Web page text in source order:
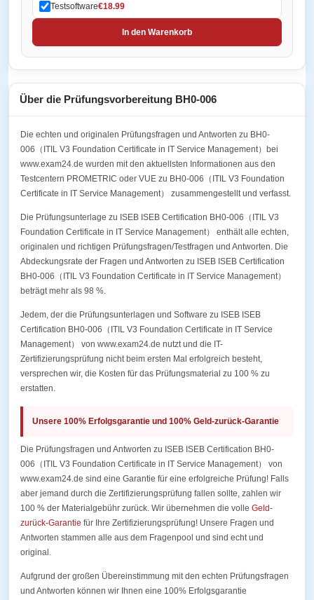
Testsoftware€18.99
In den Warenkorb
Über die Prüfungsvorbereitung BH0-006
Die echten und originalen Prüfungsfragen und Antworten zu BH0-
006（ITIL V3 Foundation Certificate in IT Service Management）bei
www.exam24.de wurden mit den aktuellsten Informationen aus den
Testcentern PROMETRIC oder VUE zu BH0-006（ITIL V3 Foundation
Certificate in IT Service Management） zusammengestellt und verfasst.
Die Prüfungsunterlage zu ISEB ISEB Certification BH0-006（ITIL V3
Foundation Certificate in IT Service Management） enthält alle echten,
originalen und richtigen Prüfungsfragen/Testfragen und Antworten. Die
Abdeckungsrate der Fragen und Antworten zu ISEB ISEB Certification
BH0-006（ITIL V3 Foundation Certificate in IT Service Management）
beträgt mehr als 98 %.
Jedem, der die Prüfungsunterlagen und Software zu ISEB ISEB
Certification BH0-006（ITIL V3 Foundation Certificate in IT Service
Management） von www.exam24.de nutzt und die IT-
Zertifizierungsprüfung nicht beim ersten Mal erfolgreich besteht,
versprechen wir, die Kosten für das Prüfungsmaterial zu 100 % zu
erstatten.
Unsere 100% Erfolgsgarantie und 100% Geld-zurück-Garantie
Die Prüfungsfragen und Antworten zu ISEB ISEB Certification BH0-
006（ITIL V3 Foundation Certificate in IT Service Management） von
www.exam24.de sind eine Garantie für eine erfolgreiche Prüfung! Falls
aber jemand durch die Zertifizierungsprüfung fallen sollte, zahlen wir
100 % der Materialgebühr zurück. Wir übernehmen die volle Geld-
zurück-Garantie für Ihre Zertifizierungsprüfung! Unsere Fragen und
Antworten stammen alle aus dem Fragenpool und sind echt und
original.
Aufgrund der großen Übereinstimmung mit den echten Prüfungsfragen
und Antworten können wir Ihnen eine 100% Erfolgsgarantie